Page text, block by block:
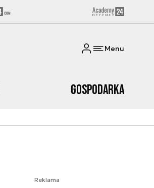
Menu
Gospodarka
Reklama